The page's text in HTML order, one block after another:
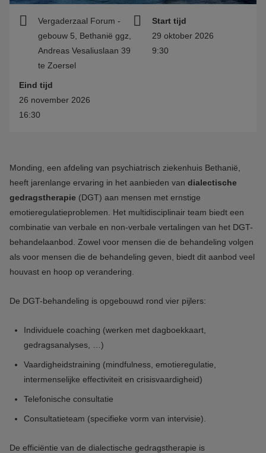
Vergaderzaal Forum -
gebouw 5, Bethanië ggz,
Andreas Vesaliuslaan 39
te Zoersel
Start tijd
29 oktober 2026
9:30
Eind tijd
26 november 2026
16:30
Monding, een afdeling van psychiatrisch ziekenhuis Bethanië,
heeft jarenlange ervaring in het aanbieden van dialectische
gedragstherapie (DGT) aan mensen met ernstige
emotieregulatieproblemen. Het multidisciplinair team biedt een
combinatie van verbale en non-verbale vertalingen van het DGT-
behandelaanbod. Zowel voor mensen die de behandeling volgen
als voor mensen die de behandeling geven, biedt dit aanbod veel
houvast en hoop op verandering.
De DGT-behandeling is opgebouwd rond vier pijlers:
Individuele coaching (werken met dagboekkaart,
gedragsanalyses, …)
Vaardigheidstraining (mindfulness, emotieregulatie,
intermenselijke effectiviteit en crisisvaardigheid)
Telefonische consultatie
Consultatieteam (specifieke vorm van intervisie).
De efficiëntie van de dialectische gedragstherapie is